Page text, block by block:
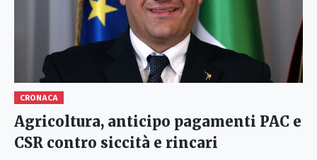
CRONACA
Agricoltura, anticipo pagamenti PAC e
CSR contro siccità e rincari